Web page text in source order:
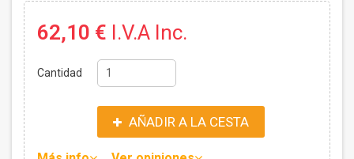
62,10 € I.V.A Inc.
Cantidad
AÑADIR A LA CESTA